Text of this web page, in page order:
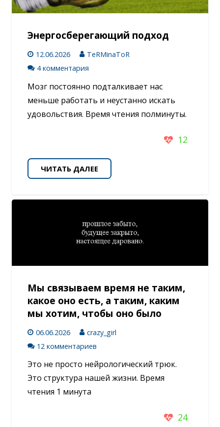
Энергосберегающий подход
12.06.2026
TeRMinaToR
4 комментария
Мозг постоянно подталкивает нас
меньше работать и неустанно искать
удовольствия. Время чтения полминуты.
12
ЧИТАТЬ ДАЛЕЕ
Мы связываем время не таким,
какое оно есть, а таким, каким
мы хотим, чтобы оно было
06.06.2026
crazy_girl
12 комментариев
Это не просто нейрологический трюк.
Это структура нашей жизни. Время
чтения 1 минута
24